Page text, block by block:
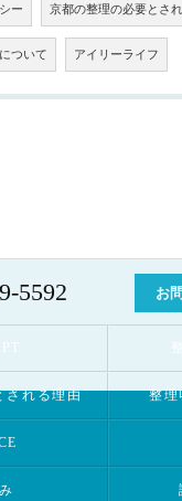
ー 京都の整理の必要とさ
ついて アイリーライフ
5592 お
される理由 整理